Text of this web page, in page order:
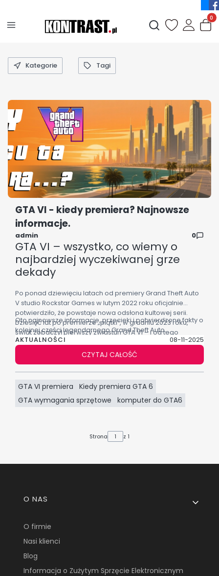
Otwórz
Kategorie Tagi
AKTUALNOŚCI 08-11-2025
GTA VI - kiedy premiera? Najnowsze
informacje.
GTA VI – wszystko, co wiemy o
najbardziej wyczekiwanej grze
dekady
Po ponad dziewięciu latach od premiery Grand Theft Auto
V studio Rockstar Games w lutym 2022 roku oficjalnie
potwierdziło, że powstaje nowa odsłona kultowej serii.
Dziesięć lat po premierze „piątki”, w grudniu 2023 roku,
świat zobaczył pierwszy zwiastun GTA VI – i od tego
momentu gra nie schodzi z ust fanów. To bez wątpienia
jedna z najbardziej wyczekiwanych produkcji w historii
branży.
Oto najnowsze informacje, przecieki i potwierdzone fakty o
kolejnej części legendarnego Grand Theft Auto.
CZYTAJ CAŁOŚĆ
admin 0
GTA VI premiera
Kiedy premiera GTA 6
GTA wymagania sprzętowe
komputer do GTA6
Strona z 1
Linki w stopce
O NAS
O firmie
Nasi klienci
Blog
Informacja o Zużytym Sprzęcie Elektronicznym